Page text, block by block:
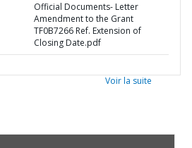
Official Documents- Letter
Amendment to the Grant
TF0B7266 Ref. Extension of
Closing Date.pdf
Voir la suite